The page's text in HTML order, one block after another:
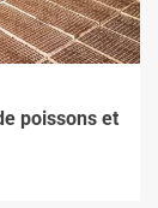
poissons et